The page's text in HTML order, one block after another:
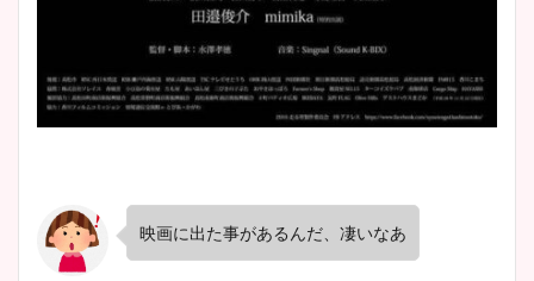
映画に出た事があるんだ、凄いなあ